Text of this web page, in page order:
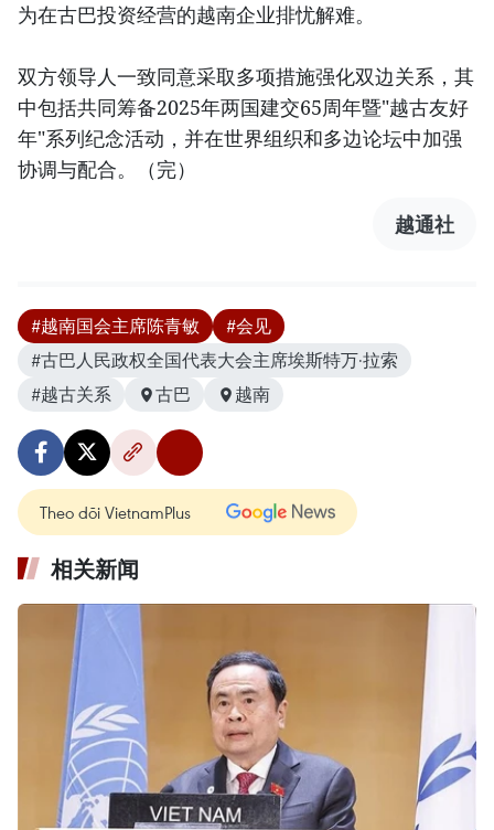
为在古巴投资经营的越南企业排忧解难。
双方领导人一致同意采取多项措施强化双边关系，其
中包括共同筹备2025年两国建交65周年暨"越古友好
年"系列纪念活动，并在世界组织和多边论坛中加强
协调与配合。（完）
越通社
#越南国会主席陈青敏
#会见
#古巴人民政权全国代表大会主席埃斯特万·拉索
#越古关系
古巴 越南
Theo dõi VietnamPlus
相关新闻